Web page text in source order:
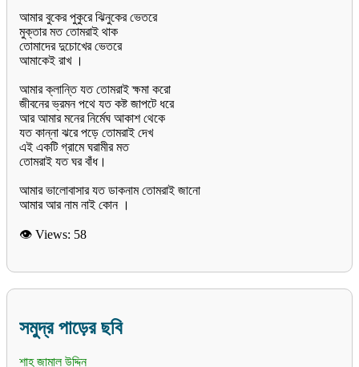
আমার বুকের পুকুরে ঝিনুকের ভেতরে
মুক্তার মত তোমরাই থাক
তোমাদের দুচোখের ভেতরে
আমাকেই রাখ ।
আমার ক্লান্তি যত তোমরাই ক্ষমা করো
জীবনের ভ্রমন পথে যত কষ্ট জাপটে ধরে
আর আমার মনের নির্মেঘ আকাশ থেকে
যত কান্না ঝরে পড়ে তোমরাই দেখ
এই একটি গ্রামে ঘরামীর মত
তোমরাই যত ঘর বাঁধ।
আমার ভালোবাসার যত ডাকনাম তোমরাই জানো
👁 Views: 58
সমুদ্র পাড়ের ছবি
শাহ জামাল উদ্দিন